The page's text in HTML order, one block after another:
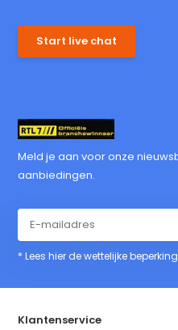
Start live chat
Meld je aan voor onze
aanbiedingen.
* Lees hier de wettelijke
Klantenservice